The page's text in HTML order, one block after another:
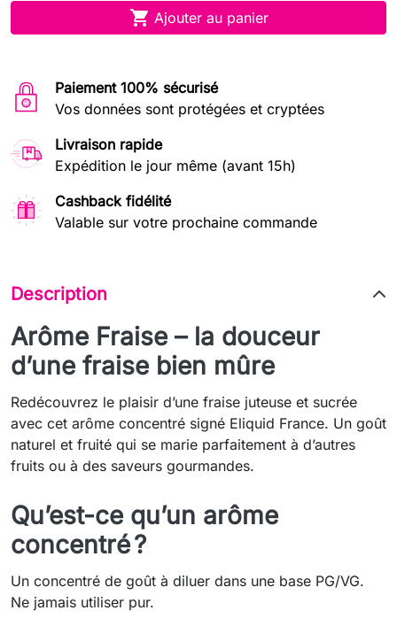
 Ajouter au panier
Paiement 100% sécurisé
Vos données sont protégées et cryptées
Livraison rapide
Expédition le jour même (avant 15h)
Cashback fidélité
Valable sur votre prochaine commande
Description
Arôme Fraise – la douceur
d’une fraise bien mûre
Redécouvrez le plaisir d’une fraise juteuse et sucrée
avec cet arôme concentré signé Eliquid France. Un goût
naturel et fruité qui se marie parfaitement à d’autres
fruits ou à des saveurs gourmandes.
Qu’est-ce qu’un arôme
concentré ?
Un concentré de goût à diluer dans une base PG/VG.
Ne jamais utiliser pur.